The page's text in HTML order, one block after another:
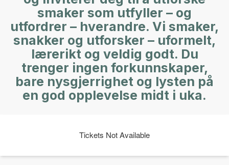
smaker som utfyller – og
utfordrer – hverandre. Vi smaker,
snakker og utforsker – uformelt,
lærerikt og veldig godt. Du
trenger ingen forkunnskaper,
bare nysgjerrighet og lysten på
en god opplevelse midt i uka.
Tickets Not Available